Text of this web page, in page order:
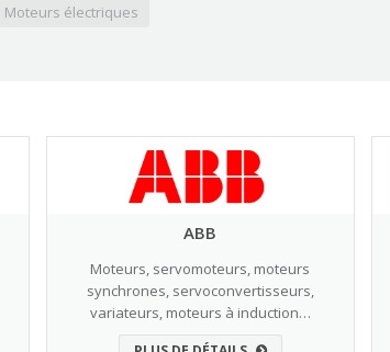
Moteurs électriques
ABB
Moteurs, servomoteurs, moteurs
synchrones, servoconvertisseurs,
variateurs, moteurs à induction…